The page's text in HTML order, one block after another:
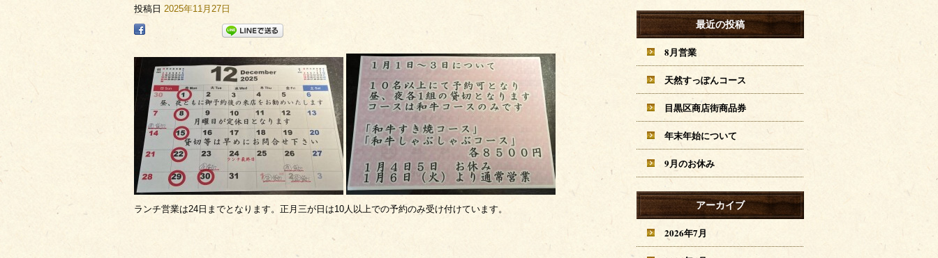
投稿日 2025年11月27日
ランチ営業は24日までとなります。正月三が日は10人以上での予約のみ受け付けています。
最近の投稿
8月営業
天然すっぽんコース
目黒区商店街商品券
年末年始について
9月のお休み
アーカイブ
2026年7月